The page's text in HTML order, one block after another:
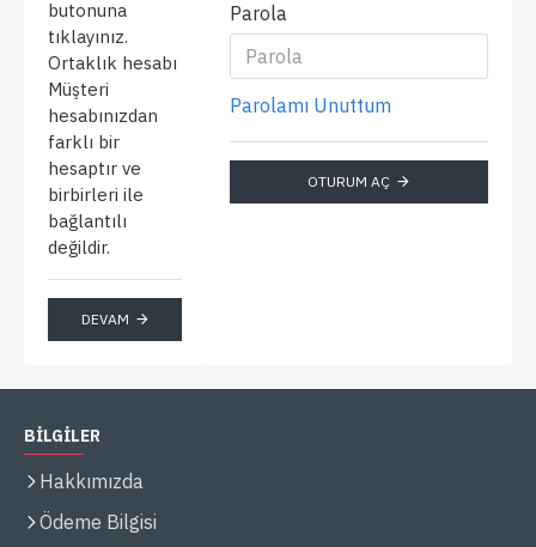
butonuna
tıklayınız.
Ortaklık hesabı
Müşteri
hesabınızdan
farklı bir
hesaptır ve
birbirleri ile
bağlantılı
değildir.
DEVAM
Parola
Parolamı Unuttum
OTURUM AÇ
BİLGİLER
Hakkımızda
Ödeme Bilgisi